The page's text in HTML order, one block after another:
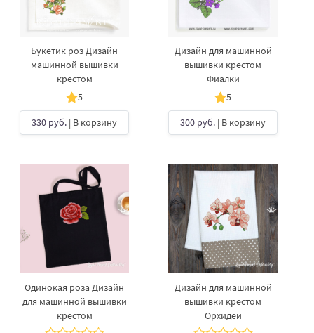
Букетик роз Дизайн
машинной вышивки
крестом
5
330 руб. | В корзину
Дизайн для машинной
вышивки крестом
Фиалки
5
300 руб. | В корзину
Одинокая роза Дизайн
для машинной вышивки
крестом
Дизайн для машинной
вышивки крестом
Орхидеи